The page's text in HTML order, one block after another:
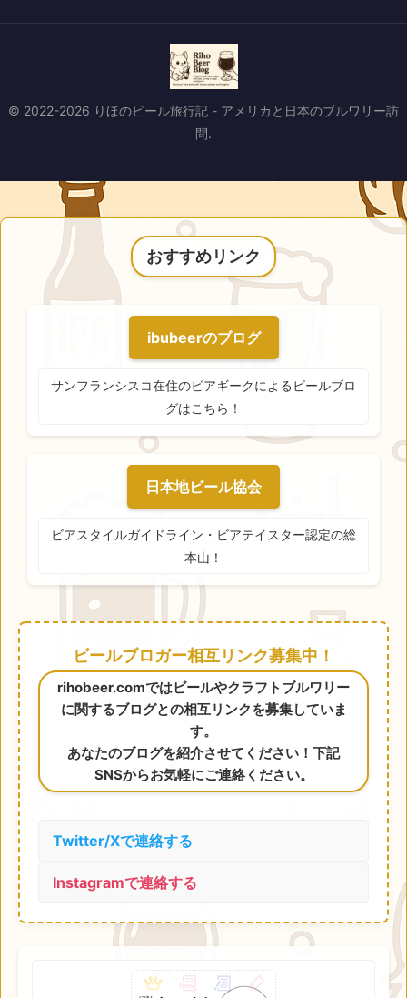
© 2022-2026 りほのビール旅行記 - アメリカと日本のブルワリー訪
問.
おすすめリンク
ibubeerのブログ
サンフランシスコ在住のビアギークによるビールブロ
グはこちら！
日本地ビール協会
ビアスタイルガイドライン・ビアテイスター認定の総
本山！
ビールブロガー相互リンク募集中！
rihobeer.comではビールやクラフトブルワリー
に関するブログとの相互リンクを募集していま
す。
あなたのブログを紹介させてください！下記
SNSからお気軽にご連絡ください。
Twitter/Xで連絡する
Instagramで連絡する